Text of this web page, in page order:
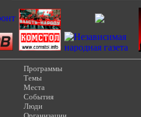
Программы
Темы
Места
События
Люди